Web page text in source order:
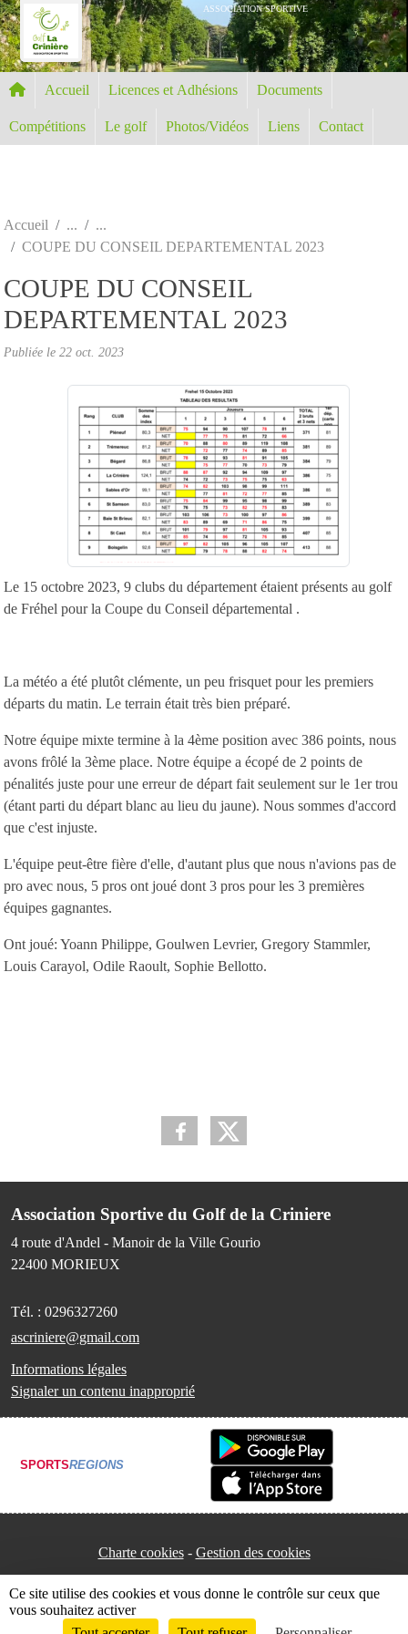
ASSOCIATION SPORTIVE
Accueil Licences et Adhésions Documents
Compétitions Le golf Photos/Vidéos Liens Contact
Accueil
COUPE DU CONSEIL DEPARTEMENTAL 2023
COUPE DU CONSEIL
DEPARTEMENTAL 2023
Publiée le 22 oct. 2023
Le 15 octobre 2023, 9 clubs du département étaient présents au golf
de Fréhel pour la Coupe du Conseil départemental .
La météo a été plutôt clémente, un peu frisquet pour les premiers
départs du matin. Le terrain était très bien préparé.
Notre équipe mixte termine à la 4ème position avec 386 points, nous
avons frôlé la 3ème place. Notre équipe a écopé de 2 points de
pénalités juste pour une erreur de départ fait seulement sur le 1er trou
(étant parti du départ blanc au lieu du jaune). Nous sommes d'accord
que c'est injuste.
L'équipe peut-être fière d'elle, d'autant plus que nous n'avions pas de
pro avec nous, 5 pros ont joué dont 3 pros pour les 3 premières
équipes gagnantes.
Ont joué: Yoann Philippe, Goulwen Levrier, Gregory Stammler,
Louis Carayol, Odile Raoult, Sophie Bellotto.
Association Sportive du Golf de la Criniere
4 route d'Andel - Manoir de la Ville Gourio
22400 MORIEUX
Tél. : 0296327260
ascriniere@gmail.com
Informations légales
Signaler un contenu inapproprié
SPORTSREGIONS
Charte cookies Gestion des cookies
Panneau de gestion des cookies
Ce site utilise des cookies et vous donne le contrôle sur ceux que
vous souhaitez activer